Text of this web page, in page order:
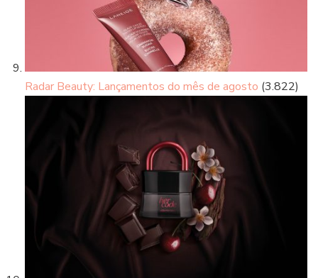
Radar Beauty: Lançamentos do mês de agosto (3.822)